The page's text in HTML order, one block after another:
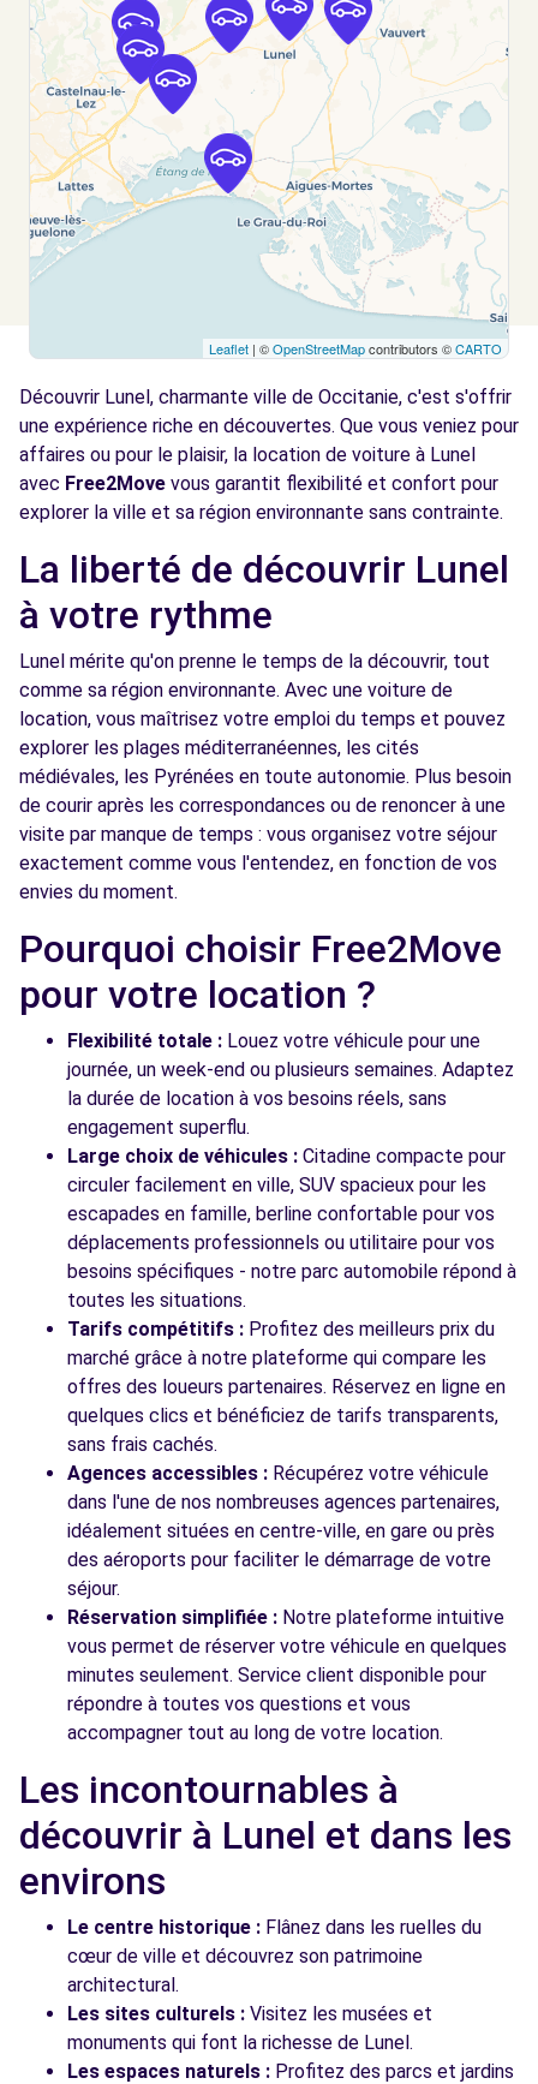
SOMMIERES, 30250
Voir l'agence
Free2Move Rent - GARAGE SERRAT SARL -
CALVISSON (C)
ROUTE DE SOMMIERES
CALVISSON, 30420
Free2Move Rent - PRV BORJA - ST-AUNES13.4
AVENUE DES ROMARINS - ZONE ECOPARC
ST-AUNES, 34130
Free2Move Rent - GARAGE DOMITIA -
CASTRIES (C)
13.5
AVENUE DES RAZETEURS
CASTRIES, 34160
Voir l'agence
Free2Move Rent - DI MAIDA GIUSEPPE -
GARAGE DI MAIDA - LA GRANDE-MOTTE (C)
13.9
km
RUE DE L'INDUSTRIE
LA GRANDE-MOTTE, 34280
UCHAUD, 30620
Voir l'agence
Leaflet | ©OpenStreetMapcontributors ©CARTO
Découvrir Lunel, charmante ville de Occitanie, c'est s'offrir
une expérience riche en découvertes. Que vous veniez pour
affaires ou pour le plaisir, la location de voiture à Lunel
avec Free2Move vous garantit flexibilité et confort pour
explorer la ville et sa région environnante sans contrainte.
La liberté de découvrir Lunel
à votre rythme
Lunel mérite qu'on prenne le temps de la découvrir, tout
comme sa région environnante. Avec une voiture de
location, vous maîtrisez votre emploi du temps et pouvez
explorer les plages méditerranéennes, les cités
médiévales, les Pyrénées en toute autonomie. Plus besoin
de courir après les correspondances ou de renoncer à une
visite par manque de temps : vous organisez votre séjour
exactement comme vous l'entendez, en fonction de vos
envies du moment.
Pourquoi choisir Free2Move
pour votre location ?
Flexibilité totale : Louez votre véhicule pour une
journée, un week-end ou plusieurs semaines. Adaptez
la durée de location à vos besoins réels, sans
engagement superflu.
Large choix de véhicules : Citadine compacte pour
circuler facilement en ville, SUV spacieux pour les
escapades en famille, berline confortable pour vos
déplacements professionnels ou utilitaire pour vos
besoins spécifiques - notre parc automobile répond à
toutes les situations.
Tarifs compétitifs : Profitez des meilleurs prix du
marché grâce à notre plateforme qui compare les
offres des loueurs partenaires. Réservez en ligne en
quelques clics et bénéficiez de tarifs transparents,
sans frais cachés.
Agences accessibles : Récupérez votre véhicule
dans l'une de nos nombreuses agences partenaires,
idéalement situées en centre-ville, en gare ou près
des aéroports pour faciliter le démarrage de votre
séjour.
Réservation simplifiée : Notre plateforme intuitive
vous permet de réserver votre véhicule en quelques
minutes seulement. Service client disponible pour
répondre à toutes vos questions et vous
accompagner tout au long de votre location.
Les incontournables à
découvrir à Lunel et dans les
environs
Le centre historique : Flânez dans les ruelles du
cœur de ville et découvrez son patrimoine
architectural.
Les sites culturels : Visitez les musées et
monuments qui font la richesse de Lunel.
Les espaces naturels : Profitez des parcs et jardins